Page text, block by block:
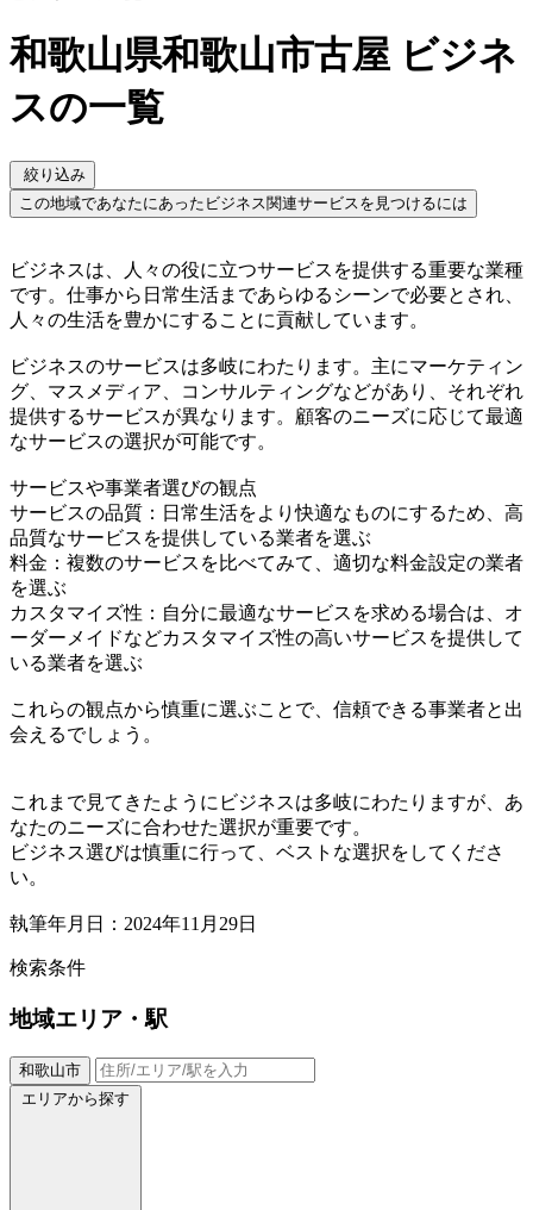
和歌山県和歌山市古屋 ビジネ
スの一覧
絞り込み
この地域であなたにあったビジネス関連サービスを見つけるには
ビジネスは、人々の役に立つサービスを提供する重要な業種
です。仕事から日常生活まであらゆるシーンで必要とされ、
人々の生活を豊かにすることに貢献しています。
ビジネスのサービスは多岐にわたります。主にマーケティン
グ、マスメディア、コンサルティングなどがあり、それぞれ
提供するサービスが異なります。顧客のニーズに応じて最適
なサービスの選択が可能です。
サービスや事業者選びの観点
サービスの品質：日常生活をより快適なものにするため、高
品質なサービスを提供している業者を選ぶ
料金：複数のサービスを比べてみて、適切な料金設定の業者
を選ぶ
カスタマイズ性：自分に最適なサービスを求める場合は、オ
ーダーメイドなどカスタマイズ性の高いサービスを提供して
いる業者を選ぶ
これらの観点から慎重に選ぶことで、信頼できる事業者と出
会えるでしょう。
これまで見てきたようにビジネスは多岐にわたりますが、あ
なたのニーズに合わせた選択が重要です。
ビジネス選びは慎重に行って、ベストな選択をしてくださ
い。
執筆年月日：2024年11月29日
検索条件
地域エリア・駅
和歌山市
エリアから探す